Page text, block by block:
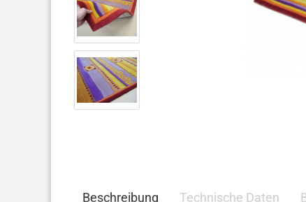
Beschreibung Technische Daten